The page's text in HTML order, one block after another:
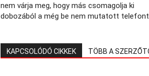
nem várja meg, hogy más csomagolja ki
dobozából a még be nem mutatott telefont
KAPCSOLÓDÓ CIKKEK TÖBB A